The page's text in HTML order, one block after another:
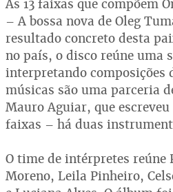
As 13 faixas que compõem
– A bossa nova de Oleg
resultado concreto desta
no país, o disco reúne uma
interpretando composições
músicas são uma parceria
Mauro Aguiar, que escreveu
faixas – há duas
O time de intérpretes reúne
Moreno, Leila Pinheiro,